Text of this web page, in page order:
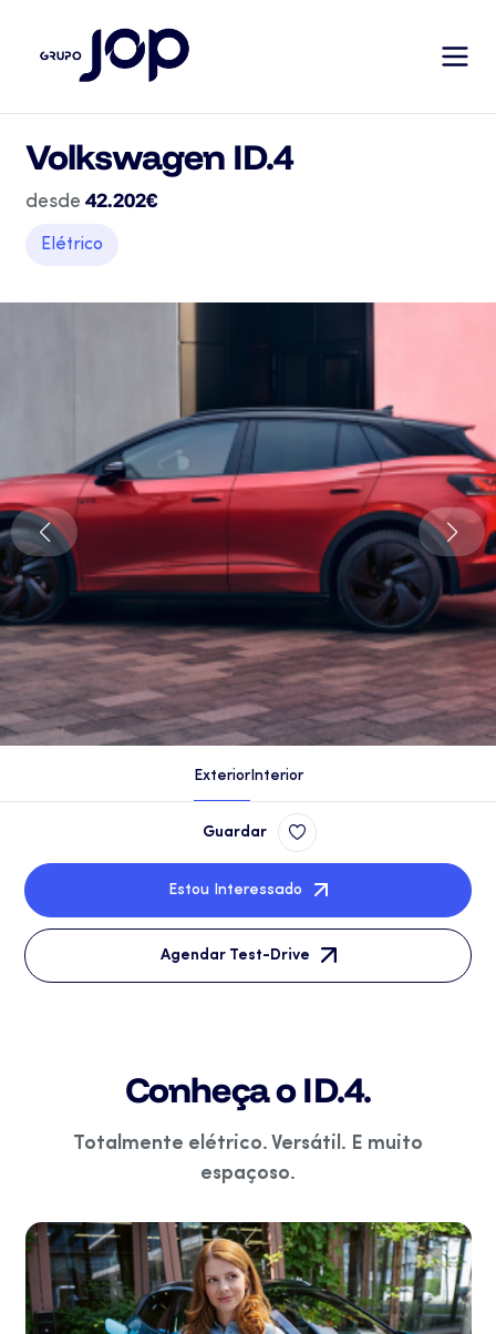
Volkswagen ID.4
desde 42.202€
Elétrico
Interior
Exterior
Guardar
Estou Interessado
Agendar Test-Drive
Conheça o ID.4.
Totalmente elétrico. Versátil. E muito
espaçoso.